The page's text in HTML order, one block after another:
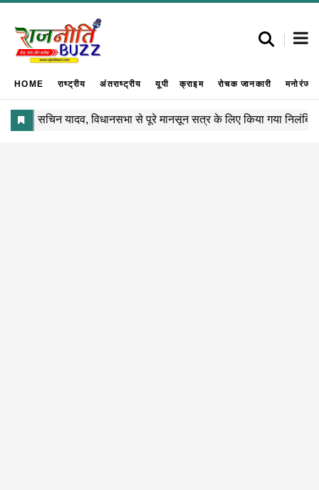
HOME राष्ट्रीय अंतराष्ट्रीय यूपी क्राइम रोचक जानकारी मनोरंजन